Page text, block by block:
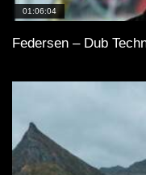
01:06:04
Federsen – Dub